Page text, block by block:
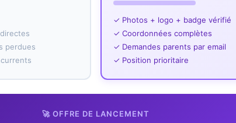
perdues
✓ Photos + logo + badge vérifié
✓ Coordonnées complètes
✓ Demandes parents par email
✓ Position prioritaire
🚀 OFFRE DE LANCEMENT